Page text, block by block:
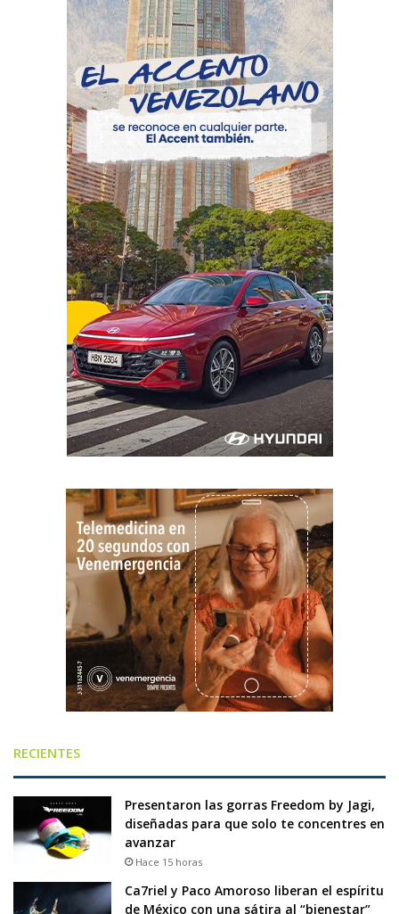
RECIENTES
Presentaron las gorras Freedom by Jagi,
diseñadas para que solo te concentres en
avanzar
Hace 15 horas
Ca7riel y Paco Amoroso liberan el espíritu
de México con una sátira al “bienestar”